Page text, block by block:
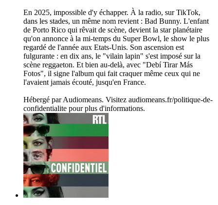
En 2025, impossible d'y échapper. À la radio, sur TikTok,
dans les stades, un même nom revient : Bad Bunny. L'enfant
de Porto Rico qui rêvait de scène, devient la star planétaire
qu'on annonce à la mi-temps du Super Bowl, le show le plus
regardé de l'année aux Etats-Unis. Son ascension est
fulgurante : en dix ans, le "vilain lapin" s'est imposé sur la
scène reggaeton. Et bien au-delà, avec "Debí Tirar Más
Fotos", il signe l'album qui fait craquer même ceux qui ne
l'avaient jamais écouté, jusqu'en France.
Hébergé par Audiomeans. Visitez audiomeans.fr/politique-de-
confidentialite pour plus d'informations.